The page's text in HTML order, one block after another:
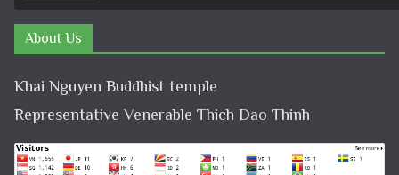
About Us
Khai Nguyen Buddhist temple
Representative Venerable Thich Dao Thinh